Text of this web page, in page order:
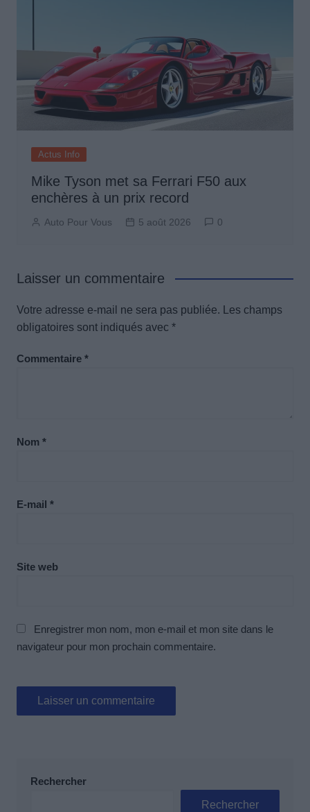
Actus Info
Mike Tyson met sa Ferrari F50 aux
enchères à un prix record
Auto Pour Vous 5 août 2026 0
Laisser un commentaire
Votre adresse e-mail ne sera pas publiée.
Les champs
obligatoires sont indiqués avec *
Commentaire *
Nom *
E-mail *
Site web
Enregistrer mon nom, mon e-mail et mon site dans le
navigateur pour mon prochain commentaire.
Rechercher
Rechercher